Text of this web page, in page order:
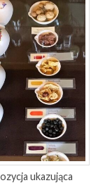
ukazująca